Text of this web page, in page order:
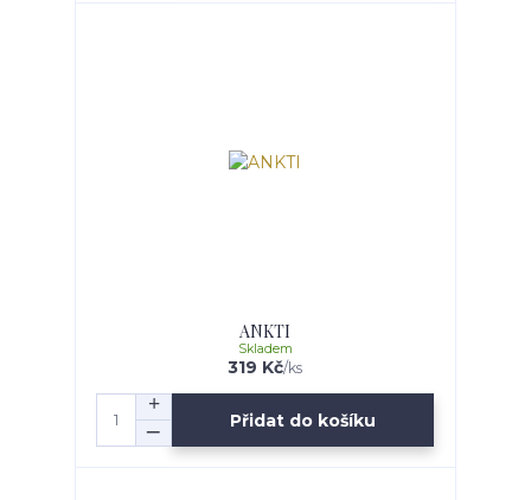
ANKTI
319 Kč/ks
Skladem
Přidat do košíku